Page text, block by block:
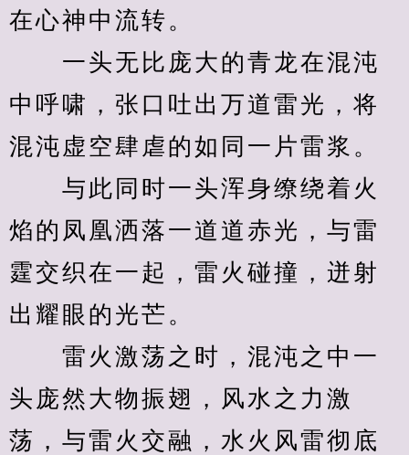
在心神中流转。
一头无比庞大的青龙在混沌
中呼啸，张口吐出万道雷光，将
混沌虚空肆虐的如同一片雷浆。
与此同时一头浑身缭绕着火
焰的凤凰洒落一道道赤光，与雷
霆交织在一起，雷火碰撞，迸射
出耀眼的光芒。
雷火激荡之时，混沌之中一
头庞然大物振翅，风水之力激
荡，与雷火交融，水火风雷彻底